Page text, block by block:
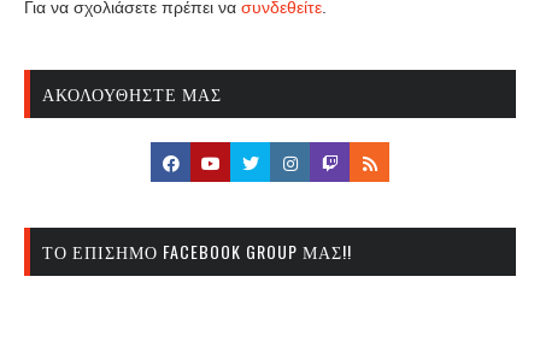
Για να σχολιάσετε πρέπει να συνδεθείτε
ΑΚΟΛΟΥΘΉΣΤΕ ΜΑΣ
ΤΟ ΕΠΊΣΗΜΟ FACEBOOK GROUP ΜΑΣ!!